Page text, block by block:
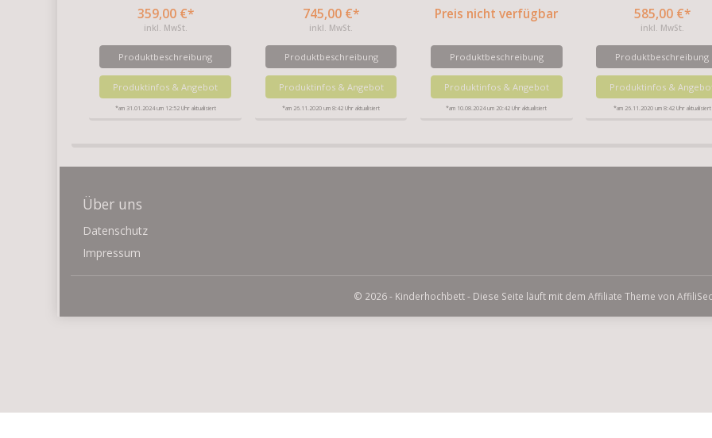
359,00 €*
inkl. MwSt.
Produktbeschreibung
Produktinfos & Angebot
*am 31.01.2024 um 12:52 Uhr aktualisiert
745,00 €*
inkl. MwSt.
Produktbeschreibung
Produktinfos & Angebot
*am 26.11.2020 um 8:42 Uhr aktualisiert
Preis nicht verfügbar
Produktbeschreibung
Produktinfos & Angebot
*am 10.08.2024 um 20:42 Uhr aktualisiert
585,00 €*
inkl. MwSt.
Produktbeschreibung
Produktinfos &
*am 26.11.2020 um 8:42 Uhr aktualisiert
Über uns
Datenschutz
Impressum
© 2026 - Kinderhochbett - Diese Seite läuft mit dem Affiliate Theme von